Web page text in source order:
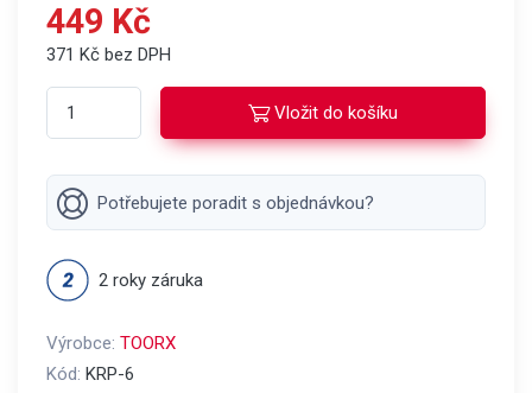
449 Kč
371 Kč bez DPH
Vložit do košíku
Potřebujete poradit s objednávkou?
2 roky záruka
Výrobce: TOORX
Kód: KRP-6